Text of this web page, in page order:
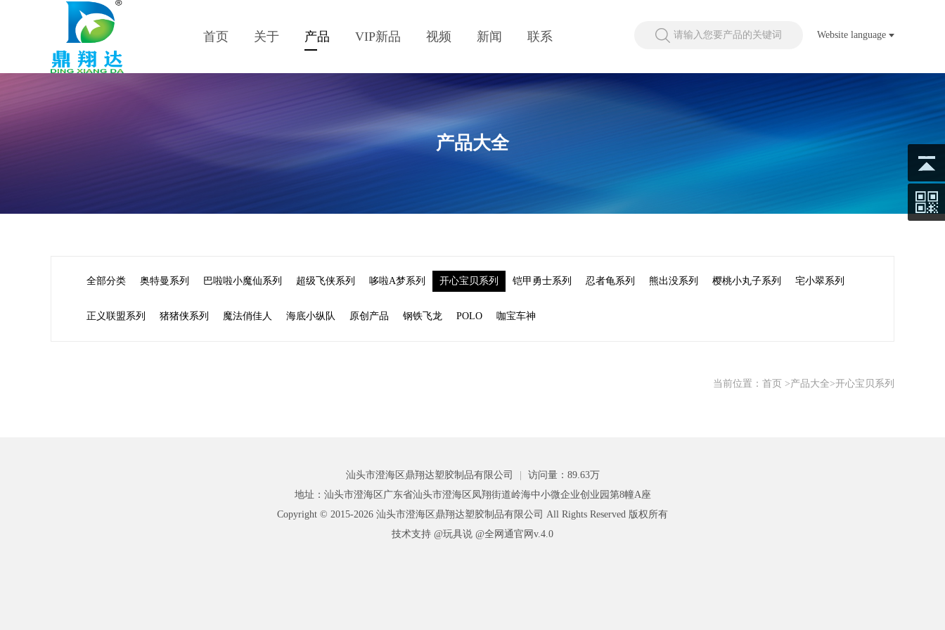
首页 关于 产品 VIP新品 视频 新闻 联系 请输入您要产品的关键词 Website language
产品大全
全部分类 奥特曼系列 巴啦啦小魔仙系列 超级飞侠系列 哆啦A梦系列 开心宝贝系列 铠甲勇士系列 忍者龟系列 熊出没系列 樱桃小丸子系列 宅小翠系列
正义联盟系列 猪猪侠系列 魔法俏佳人 海底小纵队 原创产品 钢铁飞龙 POLO 咖宝车神
当前位置： 首页 >产品大全>开心宝贝系列
汕头市澄海区鼎翔达塑胶制品有限公司
访问量：89.63万
地址：汕头市澄海区广东省汕头市澄海区凤翔街道岭海中小微企业创业园第8幢A座
Copyright © 2015-2026 汕头市澄海区鼎翔达塑胶制品有限公司 All Rights Reserved 版权所有
技术支持 @玩具说 @全网通官网v.4.0